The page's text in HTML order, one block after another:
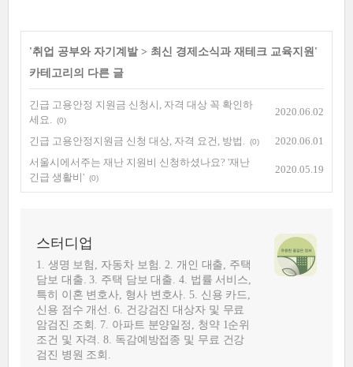
'취업 공부와 자기계발> 최신 경제소식과 재테크 교육지원 '
카테고리의 다른 글
긴급 고용안정 지원금 신청시, 자격 대상 꼭 확인하
세요.
(0)
2020.06.02
긴급 고용안정지원금 신청 대상, 자격 요건, 방법. (0)
2020.06.01
서울시에서주는 재난 지원비 신청하셨나요? '재난
긴급 생활비' (0)
2020.05.19
스터디업
1. 생명 보험, 자동차 보험. 2. 개인 대출, 주택
담보 대출. 3. 주택 담보 대출. 4. 법률 서비스,
특히 이혼 변호사, 형사 변호사. 5. 신용 카드,
신용 점수 개선. 6. 건강검진 대상자 및 무료
암검진 조회. 7. 아파트 분양일정, 청약 1순위
조건 및 자격. 8. 독감예방접종 및 무료 건강
검진 병원 조회.